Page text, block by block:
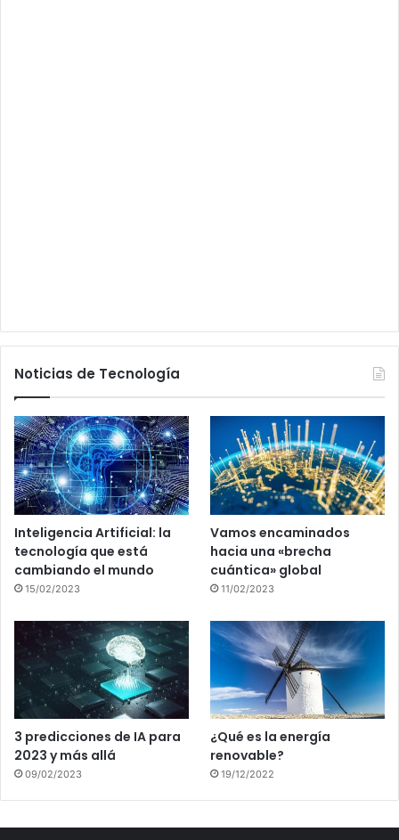
Noticias de Tecnología
Inteligencia Artificial: la
tecnología que está
cambiando el mundo
15/02/2023
Vamos encaminados
hacia una «brecha
cuántica» global
11/02/2023
3 predicciones de IA para
2023 y más allá
09/02/2023
¿Qué es la energía
renovable?
19/12/2022